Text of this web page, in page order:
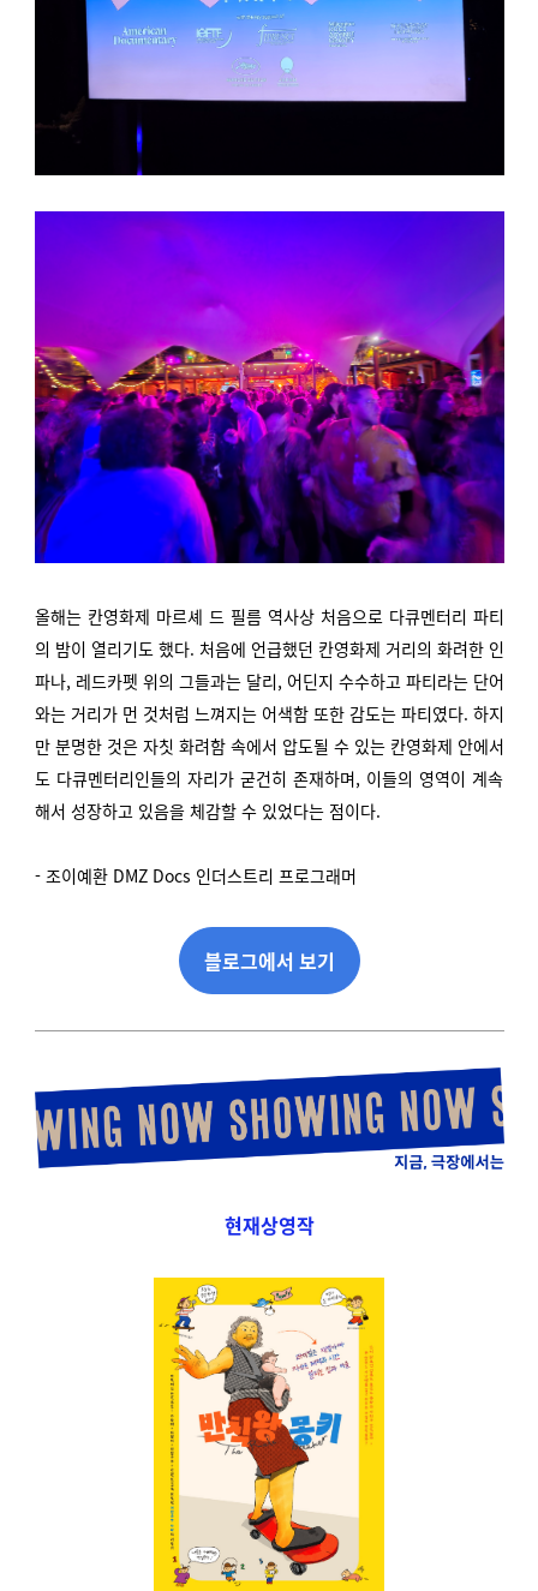
올해는 칸영화제 마르셰 드 필름 역사상 처음으로 다큐멘터리 파티
의 밤이 열리기도 했다. 처음에 언급했던 칸영화제 거리의 화려한 인
파나, 레드카펫 위의 그들과는 달리, 어딘지 수수하고 파티라는 단어
와는 거리가 먼 것처럼 느껴지는 어색함 또한 감도는 파티였다. 하지
만 분명한 것은 자칫 화려함 속에서 압도될 수 있는 칸영화제 안에서
도 다큐멘터리인들의 자리가 굳건히 존재하며, 이들의 영역이 계속
해서 성장하고 있음을 체감할 수 있었다는 점이다.
- 조이예환 DMZ Docs 인더스트리 프로그래머
블로그에서 보기
현재상영작